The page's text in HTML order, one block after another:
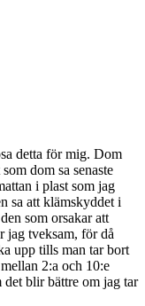
detta för mig. Dom
dom sa senaste
i plast som jag
sa att klämskyddet i
som orsakar att
jag tveksam, för då
upp tills man tar bort
2:a och 10:e
det blir bättre om jag tar